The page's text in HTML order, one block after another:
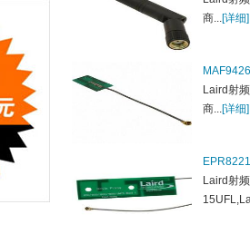
商...[详细]
Laird射
商...[详细]
Laird射